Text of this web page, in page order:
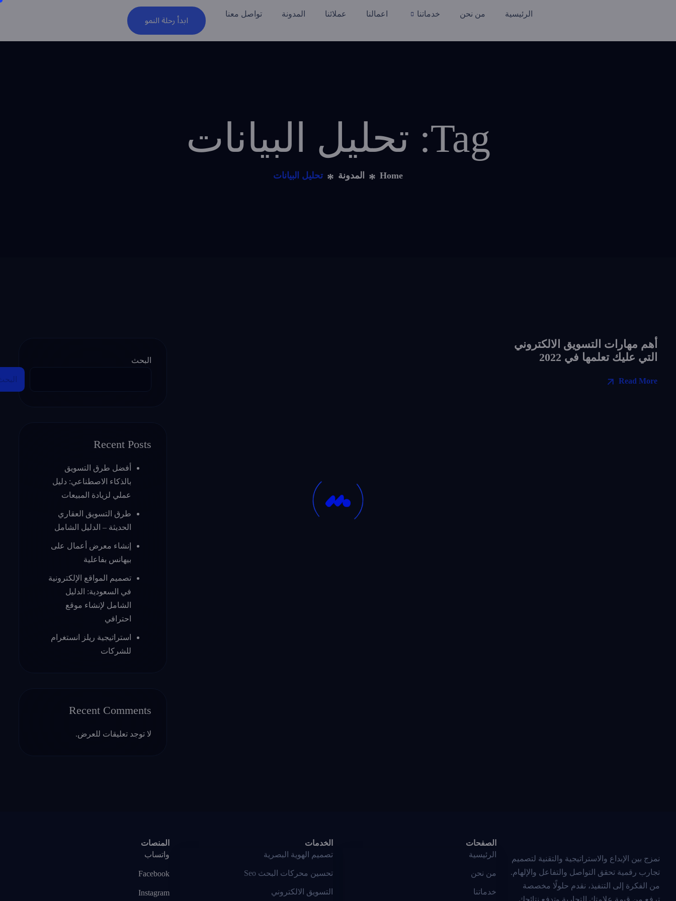
الرئيسية من نحن خدماتنا اعمالنا عملائنا المدونة تواصل معنا ابدأ رحلة النمو
Tag: تحليل البيانات
Home المدونة تحليل البيانات
أهم مهارات التسويق الالكتروني
التي عليك تعلمها في 2022
Read More
البحث
Recent Posts
أفضل طرق التسويق
بالذكاء الاصطناعي: دليل
عملي لزيادة المبيعات
طرق التسويق العقاري
الحديثة – الدليل الشامل
إنشاء معرض أعمال على
بيهانس بفاعلية
تصميم المواقع الإلكترونية
في السعودية: الدليل
الشامل لإنشاء موقع
احترافي
استراتيجية ريلز انستغرام
للشركات
Recent Comments
لا توجد تعليقات للعرض.
نمزج بين الإبداع والاستراتيجية والتقنية لتصميم
تجارب رقمية تحقق التواصل والتفاعل والإلهام.
من الفكرة إلى التنفيذ، نقدم حلولًا مخصصة
ترفع من قيمة علامتك التجارية وتدفع نتائجك
الصفحات
الرئيسية
من نحن
خدماتنا
الخدمات
تصميم الهوية البصرية
تحسين محركات البحث Seo
التسويق الالكتروني
المنصات
واتساب
Facebook
Instagram